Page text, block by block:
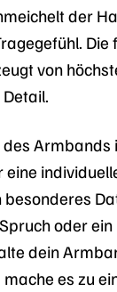
der
Die
von
Armbands
besonderes
oder
dein
es zu